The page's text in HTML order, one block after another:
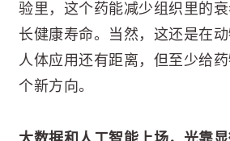
验里，这个药能减少组织里的
长健康寿命。当然，这还是在
人体应用还有距离，但至少给
个新方向。